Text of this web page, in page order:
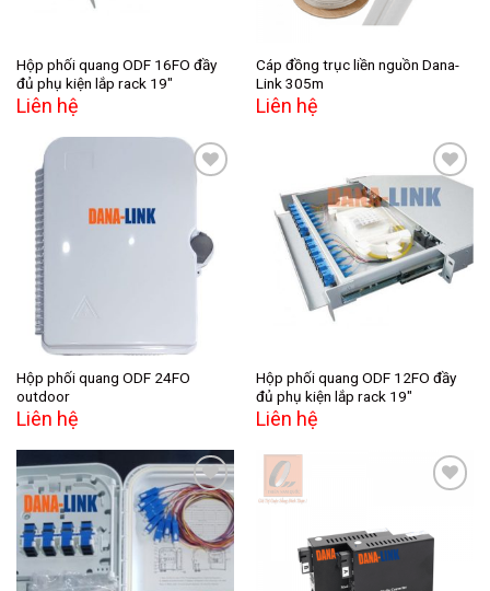
Hộp phối quang ODF 16FO đầy
đủ phụ kiện lắp rack 19″
Liên hệ
Cáp đồng trục liền nguồn Dana-
Link 305m
Liên hệ
Add to
wishlist
Hộp phối quang ODF 24FO
outdoor
Liên hệ
Add to
wishlist
Hộp phối quang ODF 12FO đầy
đủ phụ kiện lắp rack 19″
Liên hệ
Add to
wishlist
Add to
wishlist